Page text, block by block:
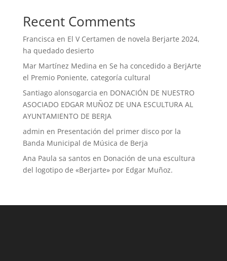
Recent Comments
Francisca en El V Certamen de novela Berjarte 2024,
ha quedado desierto
Mar Martínez Medina en Se ha concedido a BerjArte
el Premio Poniente, categoría cultural
Santiago alonsogarcia en DONACIÓN DE NUESTRO
ASOCIADO EDGAR MUÑOZ DE UNA ESCULTURA AL
AYUNTAMIENTO DE BERJA
admin en Presentación del primer disco por la
Banda Municipal de Música de Berja
Ana Paula sa santos en Donación de una escultura
del logotipo de «Berjarte» por Edgar Muñoz.